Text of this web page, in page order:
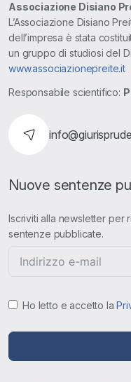
Associazione Disiano
L’Associazione Disiano
dell’impresa è stata
un gruppo di studiosi del
www.associazionepreite.it
Responsabile scientifico:
Nuove sentenze
Iscriviti alla newsletter per
sentenze pubblicate.
Ho letto e accetto la